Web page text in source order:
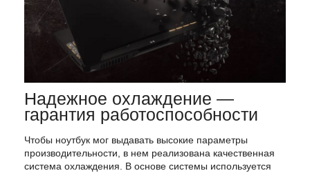
Надежное охлаждение —
гарантия работоспособности
Чтобы ноутбук мог выдавать высокие параметры
производительности, в нем реализована качественная
система охлаждения. В основе системы используется